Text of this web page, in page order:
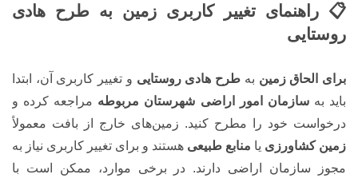
📋 راهنمای تغییر کاربری زمین به طرح هادی
روستایی
برای الحاق زمین به طرح هادی روستایی و تغییر کاربری آن، ابتدا
باید بهسازمان امور اراضی شهرستان مربوطه مراجعه کرده و
درخواست خود را مطرح کنید. زمین‌های خارج از بافت معمولاً
زمین کشاورزی یا منابع طبیعی هستند و برای تغییر کاربری نیاز به
مجوز سازمان اراضی دارند. در برخی موارد، ممکن است با